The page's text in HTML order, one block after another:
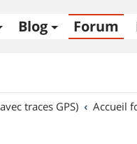
Blog Forum
traces GPS)
Accueil